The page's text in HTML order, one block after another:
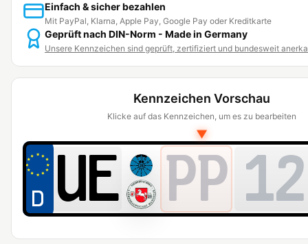
Einfach & sicher bezahlen
Mit PayPal, Klarna, Apple Pay, Google Pay oder Kreditkarte
Geprüft nach DIN-Norm - Made in Germany
Unsere Kennzeichen sind geprüft, zertifiziert und bundesweit
Kennzeichen Vorschau
Klicke auf das Kennzeichen, um es zu bearbeiten
▼
PP